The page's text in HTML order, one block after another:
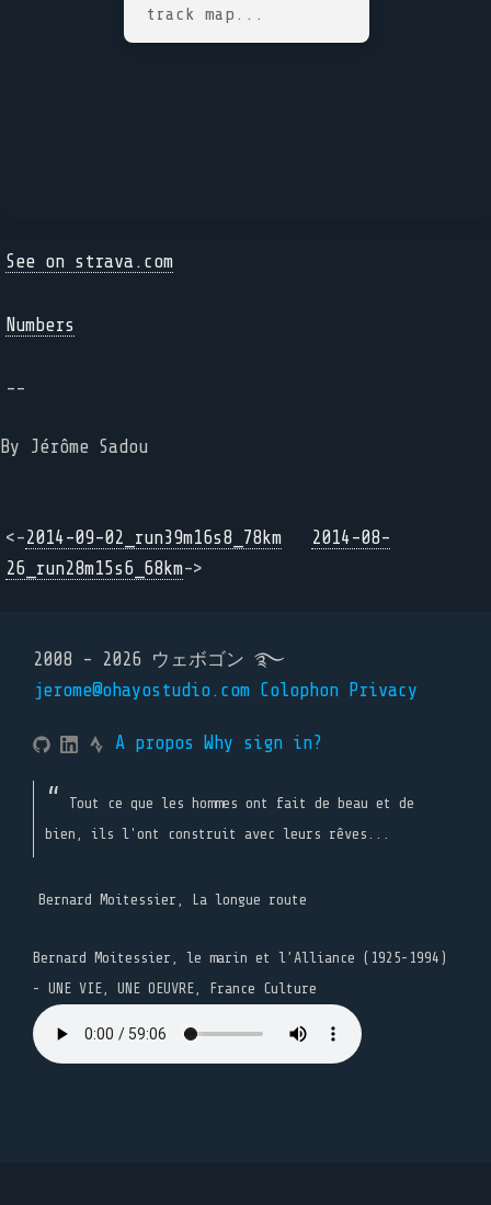
track map...
See on strava.com
Numbers
--
By Jérôme Sadou
<-2014-09-02_run39m16s8_78km
2014-08-
26_run28m15s6_68km->
2008 - 2026 ウェボゴン ࿐
jerome@ohayostudio.com Colophon Privacy
A propos Why sign in?
Tout ce que les hommes ont fait de beau et de
bien, ils l'ont construit avec leurs rêves...
Bernard Moitessier, La longue route
Bernard Moitessier, le marin et l’Alliance (1925-1994)
- UNE VIE, UNE OEUVRE, France Culture